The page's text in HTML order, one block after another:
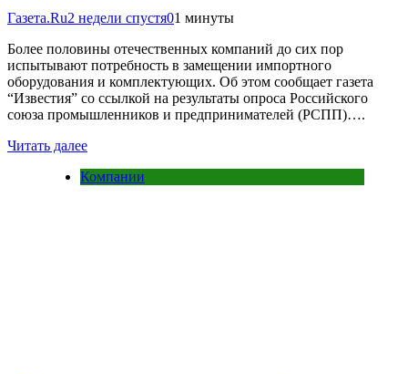
Газета.Ru2 недели спустя01 минуты
Более половины отечественных компаний до сих пор
испытывают потребность в замещении импортного
оборудования и комплектующих. Об этом сообщает газета
“Известия” со ссылкой на результаты опроса Российского
союза промышленников и предпринимателей (РСПП)….
Читать далее
Компании